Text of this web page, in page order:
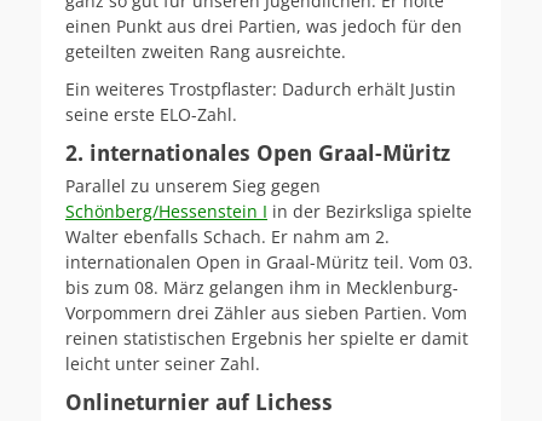
einen Punkt aus drei Partien, was jedoch für den
geteilten zweiten Rang ausreichte.
Ein weiteres Trostpflaster: Dadurch erhält Justin
seine erste ELO-Zahl.
2. internationales Open Graal-Müritz
Parallel zu unserem Sieg gegen
Schönberg/Hessenstein I in der Bezirksliga spielte
Walter ebenfalls Schach. Er nahm am 2.
internationalen Open in Graal-Müritz teil. Vom 03.
bis zum 08. März gelangen ihm in Mecklenburg-
Vorpommern drei Zähler aus sieben Partien. Vom
reinen statistischen Ergebnis her spielte er damit
leicht unter seiner Zahl.
Onlineturnier auf Lichess